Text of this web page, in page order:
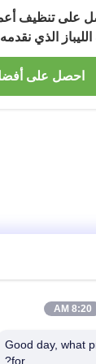
على تنظيف
الذي
احصل على
8:20 AM
Good day, what
for?